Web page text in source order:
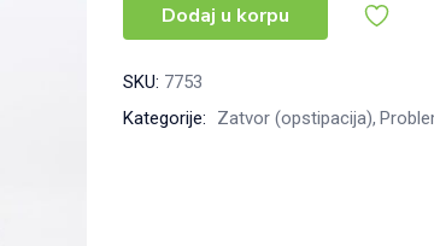
kapsula
količina
Dodaj u korpu
SKU: 7753
Kategorije:
Zatvor (opstipacija)